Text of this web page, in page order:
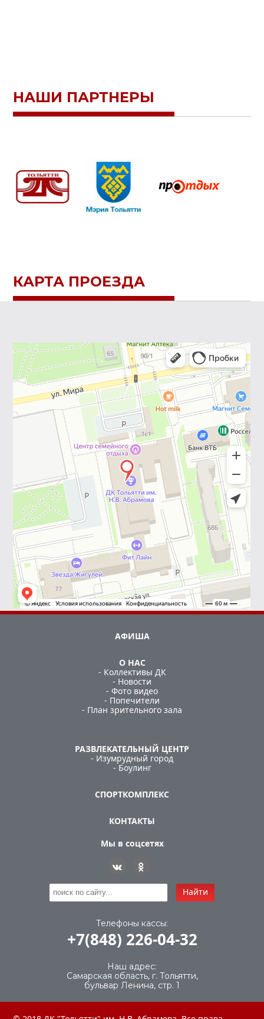
НАШИ ПАРТНЕРЫ
КАРТА ПРОЕЗДА
АФИША
О НАС
- Коллективы ДК
- Новости
- Фото видео
- Попечители
- План зрительного зала
РАЗВЛЕКАТЕЛЬНЫЙ ЦЕНТР
- Изумрудный город
- Боулинг
СПОРТКОМПЛЕКС
КОНТАКТЫ
Мы в соцсетях
Найти
Телефоны кассы:
+7(848) 226-04-32
Наш адрес:
Самарская область, г. Тольятти,
бульвар Ленина, стр. 1